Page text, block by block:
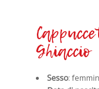
Ghiaccio
Sesso: